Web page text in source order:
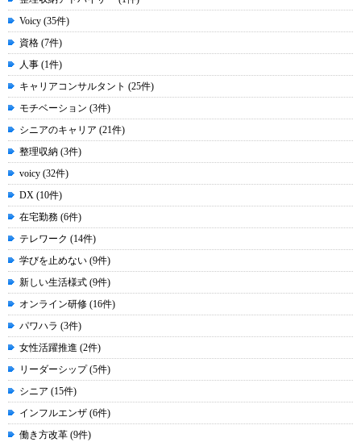
Voicy (35件)
資格 (7件)
人事 (1件)
キャリアコンサルタント (25件)
モチベーション (3件)
シニアのキャリア (21件)
整理収納 (3件)
voicy (32件)
DX (10件)
在宅勤務 (6件)
テレワーク (14件)
学びを止めない (9件)
新しい生活様式 (9件)
オンライン研修 (16件)
パワハラ (3件)
女性活躍推進 (2件)
リーダーシップ (5件)
シニア (15件)
インフルエンザ (6件)
働き方改革 (9件)